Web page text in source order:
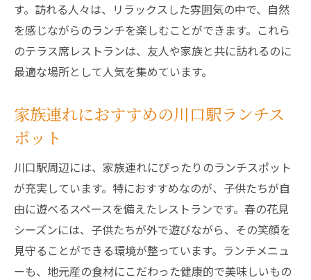
春の味覚を大切にしたこだわりランチ
川口駅で味わう春の贅沢ランチメニュー
旬の山菜を使ったヘルシーランチプラン
春を感じる前菜からメインまでのランチ
チ体験
リラックスできる川口駅のランチスポット
春風を感じる心地よいランチ時間
おしゃれなカフェでの春ランチ体験
川口駅周辺でのピクニックランチプラン
す。訪れる人々は、リラックスした雰囲気の中で、自然
を感じながらのランチを楽しむことができます。これら
のテラス席レストランは、友人や家族と共に訪れるのに
最適な場所として人気を集めています。
家族連れにおすすめの川口駅ランチス
ポット
川口駅周辺には、家族連れにぴったりのランチスポット
が充実しています。特におすすめなのが、子供たちが自
由に遊べるスペースを備えたレストランです。春の花見
シーズンには、子供たちが外で遊びながら、その笑顔を
見守ることができる環境が整っています。ランチメニュ
ーも、地元産の食材にこだわった健康的で美味しいもの